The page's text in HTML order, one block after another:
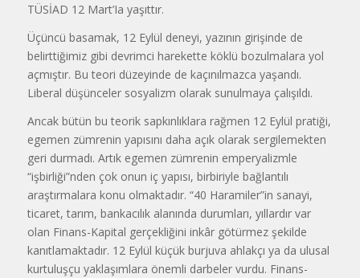
TÜSİAD 12 Mart’Ia yaşıttır.
Üçüncü basamak, 12 Eylül deneyi, yazının girişinde de
belirttiğimiz gibi devrimci harekette köklü bozulmalara yol
açmıştır. Bu teori düzeyinde de ka­çınılmazca yaşandı.
Liberal düşünce­ler sosyalizm olarak sunulmaya çalışıl­dı.
Ancak bütün bu teorik sapkınlıkla­ra rağmen 12 Eylül pratiği,
egemen zümrenin yapısını daha açık olarak ser­gilemekten
geri durmadı. Artık ege­men zümrenin emperyalizmle
“işbirliği”nden çok onun iç yapısı, birbiriyle bağlantılı
araştırmalara konu olmakta­dır. “40 Haramiler”in sanayi,
ticaret, ta­rım, bankacılık alanında durumları, yıl­lardır var
olan Finans-Kapital gerçekli­ğini inkâr götürmez şekilde
kanıtlamaktadır. 12 Eylül küçük burjuva ah­lakçı ya da ulusal
kurtuluşçu yaklaşım­lara önemli darbeler vurdu. Finans-